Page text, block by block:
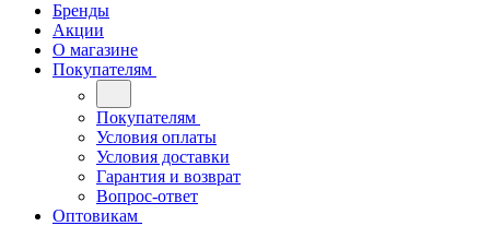
Бренды
Акции
О магазине
Покупателям
Покупателям
Условия оплаты
Условия доставки
Гарантия и возврат
Вопрос-ответ
Оптовикам